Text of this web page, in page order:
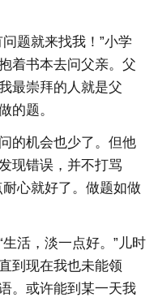
题就来找我！”小学
着书本去问父亲。父
最崇拜的人就是父
的题。
的机会也少了。但他
现错误，并不打骂
心就好了。做题如做
活，淡一点好。”儿时
到现在我也未能领
。或许能到某一天我